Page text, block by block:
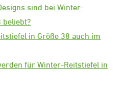
sind bei Winter-
beliebt?
in Größe 38 auch im
für Winter-Reitstiefel in